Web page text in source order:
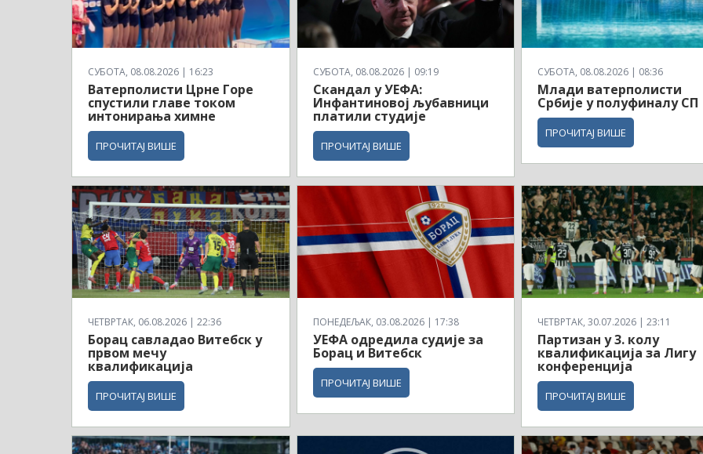
СУБОТА, 08.08.2026 | 16:23
Ватерполисти Црне Горе
спустили главе током
интонирања химне
ПРОЧИТАЈ ВИШЕ
СУБОТА, 08.08.2026 | 09:19
Скандал у УЕФА:
Инфантиновој љубавници
платили студије
ПРОЧИТАЈ ВИШЕ
СУБОТА, 08.08.2026 | 08:36
Млади ватерполисти
Србије у полуфиналу СП
ПРОЧИТАЈ ВИШЕ
ЧЕТВРТАК, 06.08.2026 | 22:36
Борац савладао Витебск у
првом мечу
квалификација
ПРОЧИТАЈ ВИШЕ
ПОНЕДЕЉАК, 03.08.2026 | 17:38
УЕФА одредила судије за
Борац и Витебск
ПРОЧИТАЈ ВИШЕ
ЧЕТВРТАК, 30.07.2026 | 23:11
Партизан у 3. колу
квалификација за Лигу
конференција
ПРОЧИТАЈ ВИШЕ